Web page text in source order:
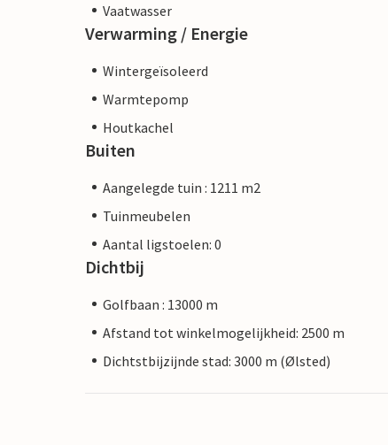
Vaatwasser
Verwarming / Energie
Wintergeïsoleerd
Warmtepomp
Houtkachel
Buiten
Aangelegde tuin : 1211 m2
Tuinmeubelen
Aantal ligstoelen: 0
Dichtbij
Golfbaan : 13000 m
Afstand tot winkelmogelijkheid: 2500 m
Dichtstbijzijnde stad: 3000 m (Ølsted)